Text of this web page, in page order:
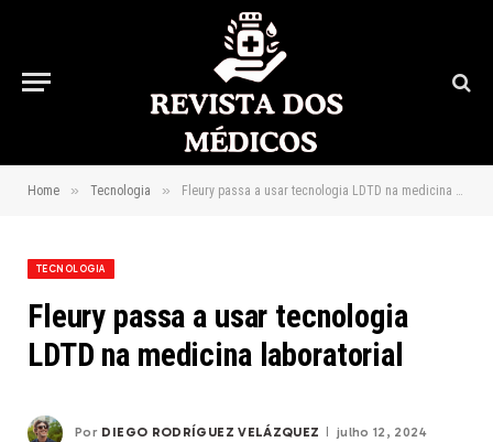
Home » Tecnologia » Fleury passa a usar tecnologia LDTD na medicina laboratorial
TECNOLOGIA
Fleury passa a usar tecnologia
LDTD na medicina laboratorial
Por DIEGO RODRÍGUEZ VELÁZQUEZ julho 12, 2024